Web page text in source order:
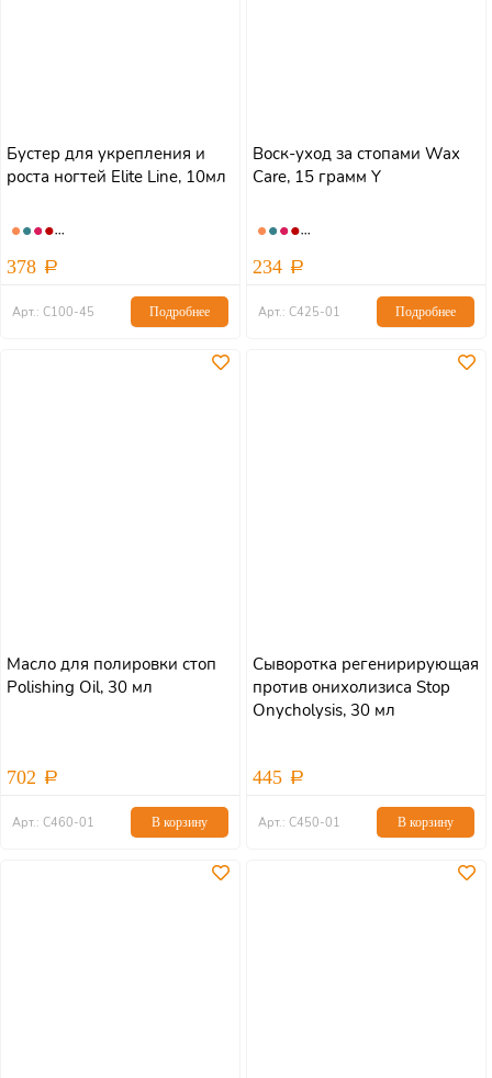
Бустер для укрепления и
роста ногтей Elite Line, 10мл
378
Арт.: С100-45 Подробнее
Воск-уход за стопами Wax
Care, 15 грамм Y
234
Арт.: С425-01 Подробнее
Масло для полировки стоп
Polishing Oil, 30 мл
702
Арт.: С460-01 В корзину
Сыворотка регенирирующая
против онихолизиса Stop
Onycholysis, 30 мл
445
Арт.: С450-01 В корзину